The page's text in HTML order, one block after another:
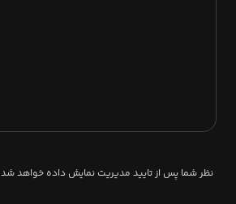
نظر شما پس از تایید مدیریت نمایش داده خواهد شد